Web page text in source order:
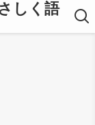
しく語